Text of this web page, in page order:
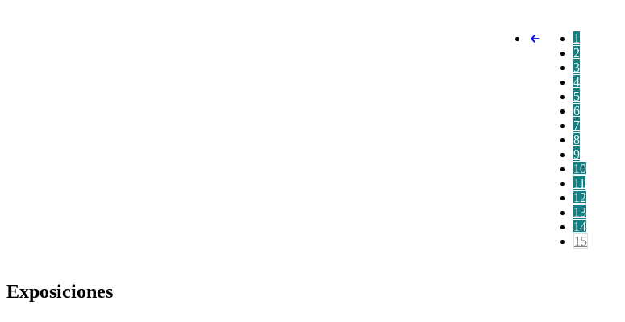
1
2
3
4
5
6
7
8
9
10
11
12
13
14
15
Exposiciones